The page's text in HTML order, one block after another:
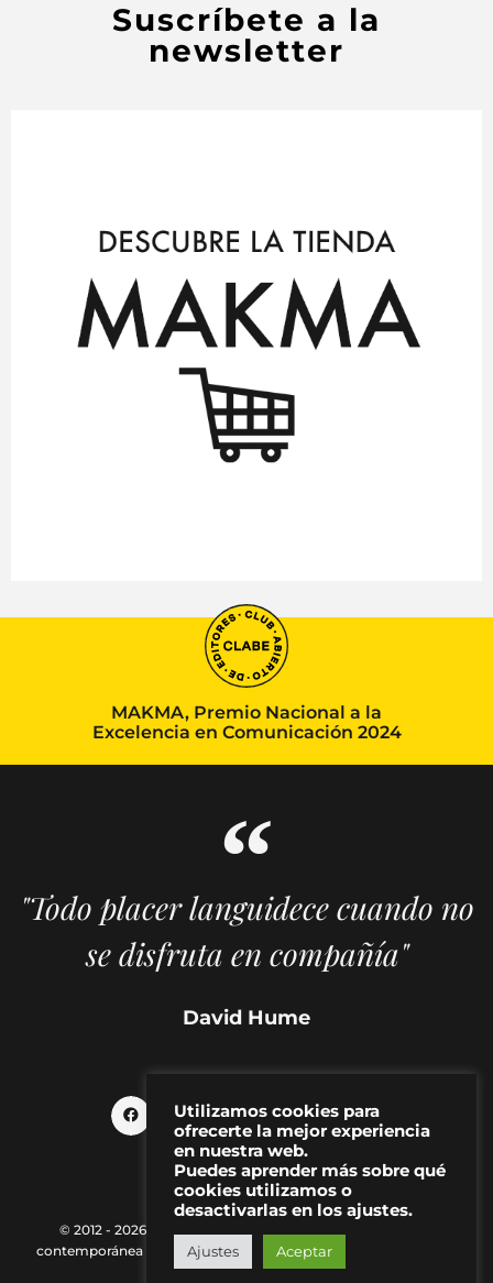
Suscríbete a la
newsletter
MAKMA, Premio Nacional a la
Excelencia en Comunicación 2024
"Todo placer languidece cuando no
se disfruta en compañía"
David Hume
© 2012 - 2026 MAKMA | Revista de artes visuales y cultura
contemporánea |
Política de Privacidad|Aviso Legal
Utilizamos cookies para
ofrecerte la mejor experiencia
en nuestra web.
Puedes aprender más sobre qué
cookies utilizamos o
desactivarlas en los ajustes.
Ajustes Aceptar